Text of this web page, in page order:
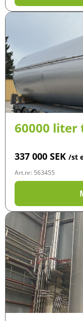
60000 liter
337 000 SEK /st
Art.nr: 563455